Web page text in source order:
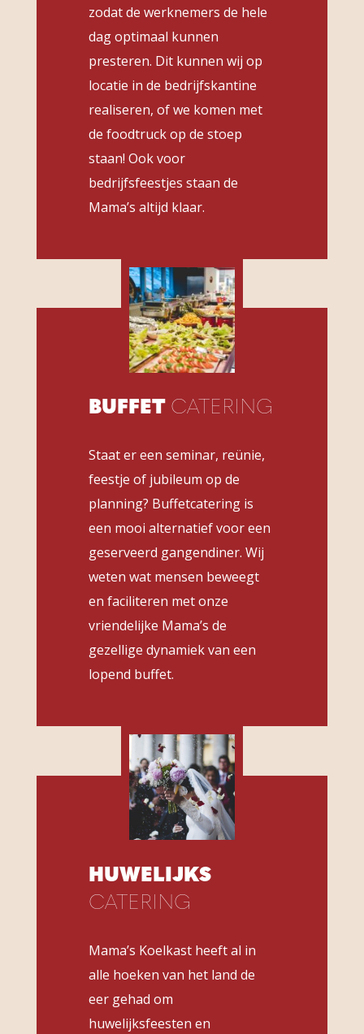
zodat de werknemers de hele
dag optimaal kunnen
presteren. Dit kunnen wij op
locatie in de bedrijfskantine
realiseren, of we komen met
de foodtruck op de stoep
staan! Ook voor
bedrijfsfeestjes staan de
Mama’s altijd klaar.
BUFFET CATERING
Staat er een seminar, reünie,
feestje of jubileum op de
planning? Buffetcatering is
een mooi alternatief voor een
geserveerd gangendiner. Wij
weten wat mensen beweegt
en faciliteren met onze
vriendelijke Mama’s de
gezellige dynamiek van een
lopend buffet.
HUWELIJKS
CATERING
Mama’s Koelkast heeft al in
alle hoeken van het land de
eer gehad om
huwelijksfeesten en